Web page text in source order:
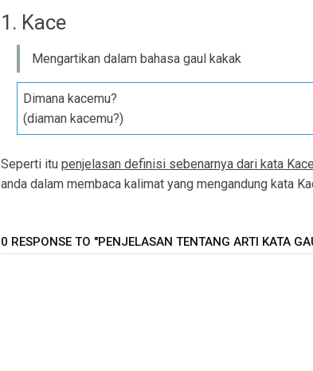
1. Kace
Mengartikan dalam bahasa gaul kakak
Dimana kacemu?
(diaman kacemu?)
Seperti itu penjelasan definisi sebenarnya dari kata Kace
anda dalam membaca kalimat yang mengandung kata
0 RESPONSE TO "PENJELASAN TENTANG ARTI KATA